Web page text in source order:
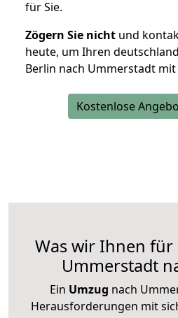
für Sie.
Zögern Sie nicht und
heute, um Ihren
Berlin nach Ummerstadt
Kostenlose
Was wir Ihnen
Ummerstadt
Ein Umzug nach
Herausforderungen mit